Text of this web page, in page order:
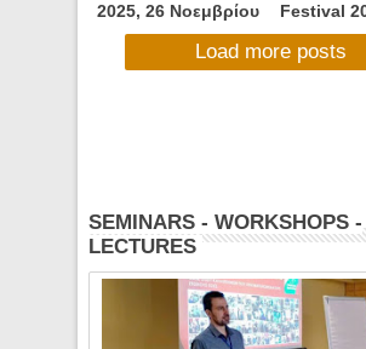
2025, 26 Νοεμβρίου
2025, Divani
Festival
Τετάρτη &
Load more posts
SEMINARS - WORKSHOPS -
LECTURES